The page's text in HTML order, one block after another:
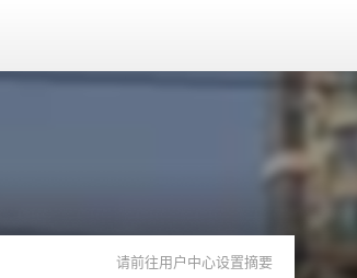
请前往用户中心设置摘要